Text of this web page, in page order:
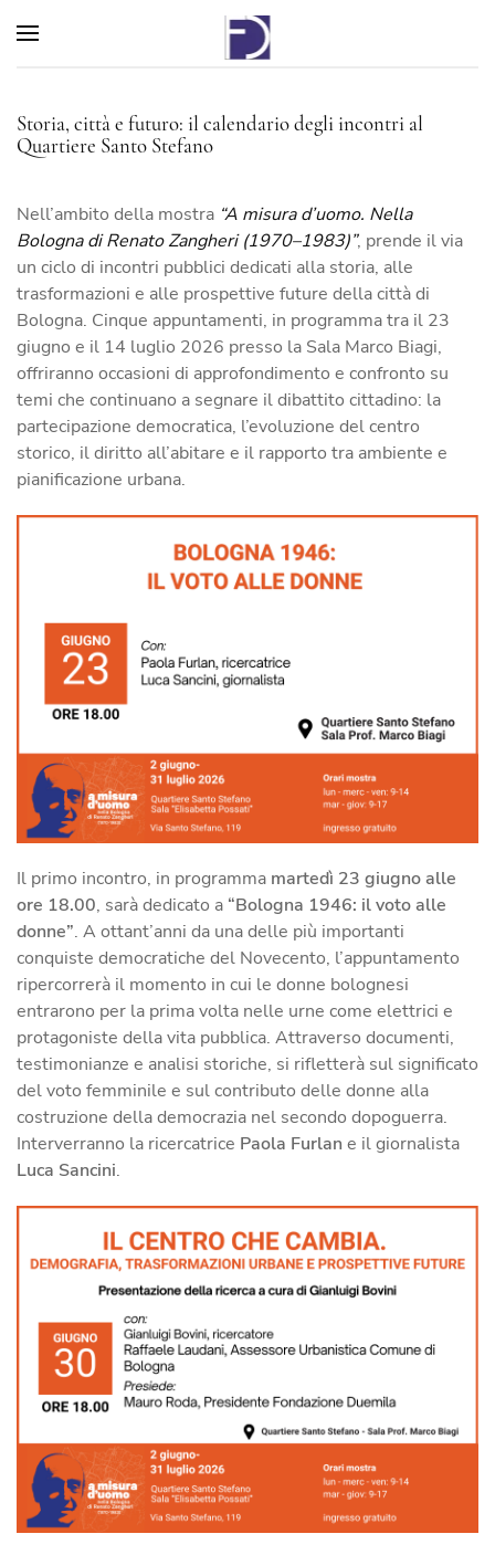
Storia, città e futuro: il calendario degli incontri al
Quartiere Santo Stefano
Nell’ambito della mostra “A misura d’uomo. Nella
Bologna di Renato Zangheri (1970–1983)”, prende il via
un ciclo di incontri pubblici dedicati alla storia, alle
trasformazioni e alle prospettive future della città di
Bologna. Cinque appuntamenti, in programma tra il 23
giugno e il 14 luglio 2026 presso la Sala Marco Biagi,
offriranno occasioni di approfondimento e confronto su
temi che continuano a segnare il dibattito cittadino: la
partecipazione democratica, l’evoluzione del centro
storico, il diritto all’abitare e il rapporto tra ambiente e
pianificazione urbana.
Il primo incontro, in programma martedì 23 giugno alle
ore 18.00, sarà dedicato a “Bologna 1946: il voto alle
donne”. A ottant’anni da una delle più importanti
conquiste democratiche del Novecento, l’appuntamento
ripercorrerà il momento in cui le donne bolognesi
entrarono per la prima volta nelle urne come elettrici e
protagoniste della vita pubblica. Attraverso documenti,
testimonianze e analisi storiche, si rifletterà sul significato
del voto femminile e sul contributo delle donne alla
costruzione della democrazia nel secondo dopoguerra.
Interverranno la ricercatrice Paola Furlan e il giornalista
Luca Sancini.